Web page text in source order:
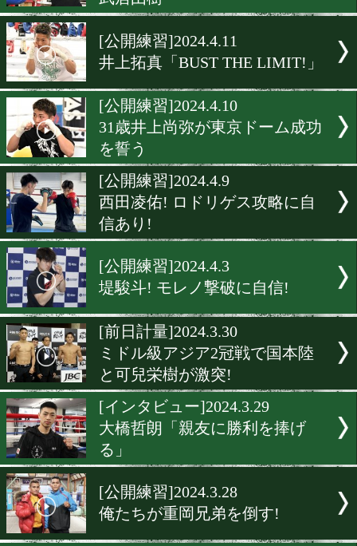
[公開練習]2024.4.18
ユーリ阿久井政悟! 右を打
にニヤリ
[公開練習]2024.4.16
桑原拓は虎になる!
[公開練習]2024.4.15
ワンツーが打てるようにな
武居由樹
井上拓真「BUST THE
[公開練習]2024.4.10
31歳井上尚弥が東京ドーム
を誓う
[公開練習]2024.4.9
西田凌佑! ロドリゲス攻略
信あり!